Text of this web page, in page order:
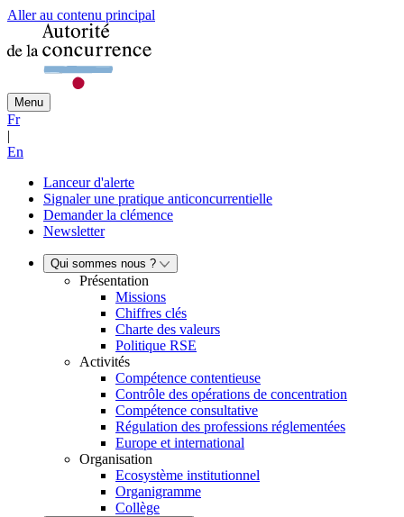
Aller au contenu principal
Menu
Fr
|
En
Lanceur d'alerte
Signaler une pratique anticoncurrentielle
Demander la clémence
Newsletter
Qui sommes nous ?
Présentation
Missions
Chiffres clés
Charte des valeurs
Politique RSE
Activités
Compétence contentieuse
Contrôle des opérations de concentration
Compétence consultative
Régulation des professions réglementées
Europe et international
Organisation
Ecosystème institutionnel
Organigramme
Collège